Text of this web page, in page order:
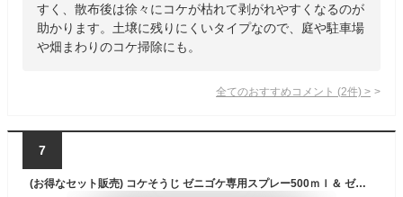
すく、散布後は徐々にコケが枯れて剥がれやすくなるのが
助かります。土壌に残りにくいタイプなので、庭や駐車場
や畑まわりのコケ掃除にも。
全てのおすすめコメント (2件) >
7
(お得なセット販売) コケそうじ ゼニゴケ専用スプレー500ｍｌ＆ ゼニゴケ専用濃縮液 500ml パネフリ工業